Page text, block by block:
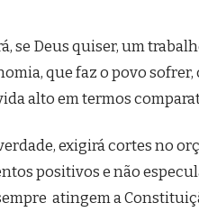
se Deus quiser, um
que faz o povo sofrer,
alto em termos
exigirá cortes no
positivos e não
atingem a